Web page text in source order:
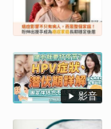
影音